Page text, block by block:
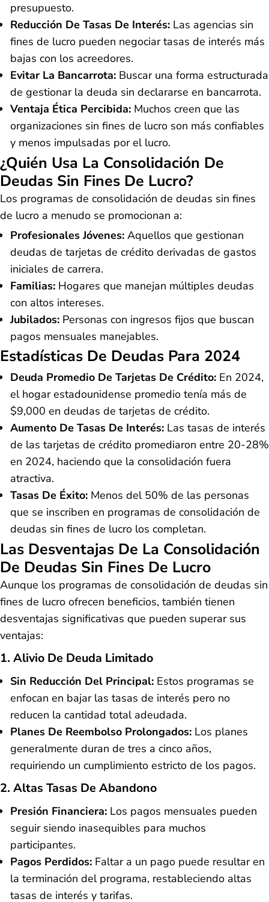
presupuesto.
Reducción De Tasas De Interés: Las agencias sin
fines de lucro pueden negociar tasas de interés más
bajas con los acreedores.
Evitar La Bancarrota: Buscar una forma estructurada
de gestionar la deuda sin declararse en bancarrota.
Ventaja Ética Percibida: Muchos creen que las
organizaciones sin fines de lucro son más confiables
y menos impulsadas por el lucro.
¿Quién Usa La Consolidación De
Deudas Sin Fines De Lucro?
Los programas de consolidación de deudas sin fines
de lucro a menudo se promocionan a:
Profesionales Jóvenes: Aquellos que gestionan
deudas de tarjetas de crédito derivadas de gastos
iniciales de carrera.
Familias: Hogares que manejan múltiples deudas
con altos intereses.
Jubilados: Personas con ingresos fijos que buscan
pagos mensuales manejables.
Estadísticas De Deudas Para 2024
Deuda Promedio De Tarjetas De Crédito: En 2024,
el hogar estadounidense promedio tenía más de
$9,000 en deudas de tarjetas de crédito.
Aumento De Tasas De Interés: Las tasas de interés
de las tarjetas de crédito promediaron entre 20-28%
en 2024, haciendo que la consolidación fuera
atractiva.
Tasas De Éxito: Menos del 50% de las personas
que se inscriben en programas de consolidación de
deudas sin fines de lucro los completan.
Las Desventajas De La Consolidación
De Deudas Sin Fines De Lucro
Aunque los programas de consolidación de deudas sin
fines de lucro ofrecen beneficios, también tienen
desventajas significativas que pueden superar sus
ventajas:
1. Alivio De Deuda Limitado
Sin Reducción Del Principal: Estos programas se
enfocan en bajar las tasas de interés pero no
reducen la cantidad total adeudada.
Planes De Reembolso Prolongados: Los planes
generalmente duran de tres a cinco años,
requiriendo un cumplimiento estricto de los pagos.
2. Altas Tasas De Abandono
Presión Financiera: Los pagos mensuales pueden
seguir siendo inasequibles para muchos
participantes.
Pagos Perdidos: Faltar a un pago puede resultar en
la terminación del programa, restableciendo altas
tasas de interés y tarifas.